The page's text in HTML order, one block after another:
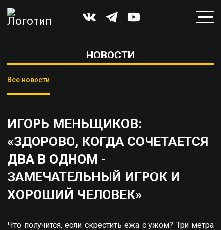
НОВОСТИ
Все новости
ИГОРЬ МЕНЬЩИКОВ:
«ЗДОРОВО, КОГДА СОЧЕТАЕТСЯ
ДВА В ОДНОМ -
ЗАМЕЧАТЕЛЬНЫЙ ИГРОК И
ХОРОШИЙ ЧЕЛОВЕК»
Что получится, если скрестить ежа с ужом? Три метра